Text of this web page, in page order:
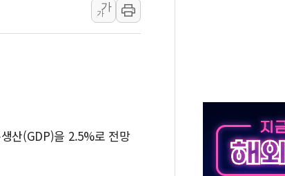
구미 폐염산처리업체서 불 2시간30여분만에 진화...외국인 노동자 숨져
군과 함께하는 '불금전파, 송정' 시즌2
가
가
산(GDP)을 2.5%로 전망